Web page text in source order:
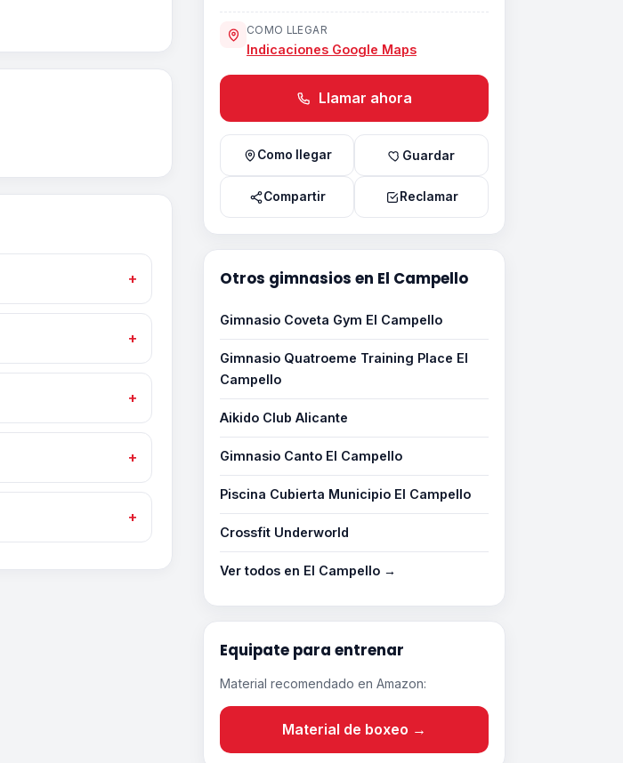
COMO LLEGAR
Indicaciones Google Maps
Llamar ahora
Como llegar Guardar
Compartir Reclamar
Otros gimnasios en El Campello
Gimnasio Coveta Gym El Campello
Gimnasio Quatroeme Training Place El
Campello
Aikido Club Alicante
Gimnasio Canto El Campello
Piscina Cubierta Municipio El Campello
Crossfit Underworld
Ver todos en El Campello →
Equipate para entrenar
Material recomendado en Amazon:
Material de boxeo →